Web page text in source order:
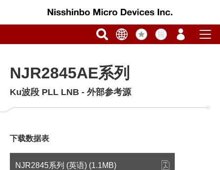
NJR2845AE系列
Ku波段 PLL LNB - 外部参考源
下载数据表
NJR2845系列 (英语) (1.1MB)